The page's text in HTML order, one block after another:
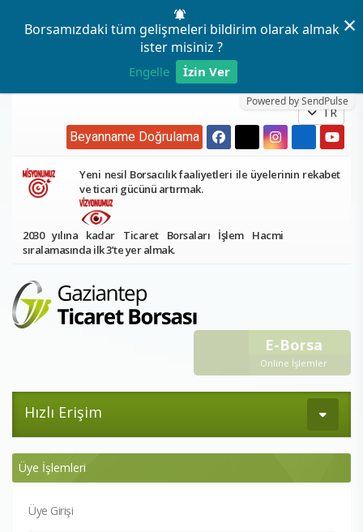
Borsamızdaki tüm gelişmeleri bildirim olarak almak
ister misiniz ?
Engelle İzin Ver
Powered by SendPulse
×
TR
Beyanname Doğrulama
Yeni nesil Borsacılık faaliyetleri ile üyelerinin rekabet
ve ticari gücünü artırmak.
2030 yılına kadar Ticaret Borsaları İşlem Hacmi
sıralamasında ilk 3’te yer almak.
E-Borsa
Online İşlemler
Hızlı Erişim
Üye İşlemleri
Üye Girişi